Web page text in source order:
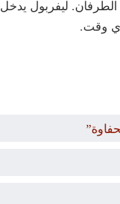
الطرفان. ليفربول
أي وقت.